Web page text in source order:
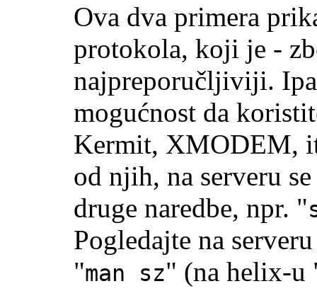
Ova dva primera
protokola, koji je -
najpreporučljiviji.
mogućnost da
Kermit, XMODEM,
od njih, na serveru
druge naredbe, npr. "
Pogledajte na
"man sz" (na helix-u